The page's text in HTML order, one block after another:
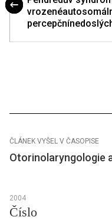
ČLÁNEK VYŠEL V ČASOPISE
Otorinolaryngologie
2004
Číslo